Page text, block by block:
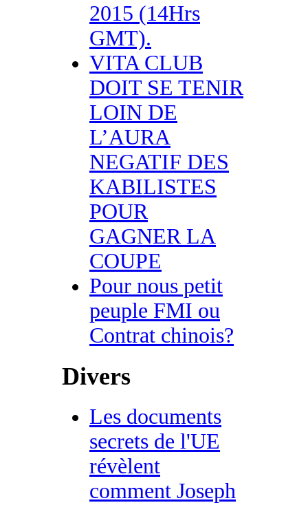
2015 (14Hrs
GMT).
VITA CLUB
DOIT SE TENIR
LOIN DE
L’AURA
NEGATIF DES
KABILISTES
POUR
GAGNER LA
COUPE
Pour nous petit
peuple FMI ou
Contrat chinois?
Divers
Les documents
secrets de l'UE
révèlent
comment Joseph